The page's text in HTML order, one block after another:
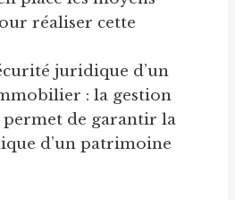
réaliser cette
juridique d’un
: la gestion
de garantir la
d’un patrimoine